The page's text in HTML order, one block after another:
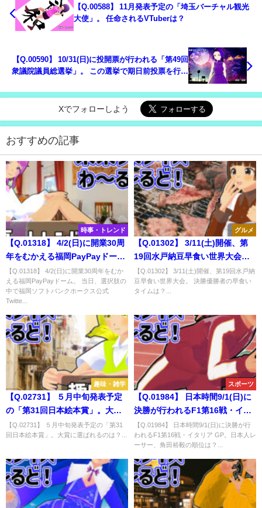
【Q.00588】 11月発表予定の「埼玉バーチャル観光
大使」。 任命されるVTuberは？
【Q.00590】 10/31(日)に投開票が行われる「第49回
衆議院議員総選挙」。 この選挙で期日前投票を行う
Xでフォローしよう
おすすめの記事
時事・トレンド
【Q.01318】 4/2(日)に開業30周
年をむかえる福岡PayPayドー
ム。 当日、選択肢の中で福岡ソ
フトバンクホークス公式Twitter
が最初にツイートする内容は？
【Q.01318】 4/2(日)に開業30周年をむか
える福岡PayPayドーム。 当日、選択肢の
中で福岡ソフトバンクホークス公式
Twitte...
グルメ
【Q.01302】 3/11(土)開催、第
19回水戸納豆早食い世界大会。
決勝優勝者の早食いタイムは？
【Q.01302】 3/11(土)開催、第19回水戸納
豆早食い世界大会。 決勝優勝者の早食い
タイムは？...
趣味・雑学
【Q.02731】 ５月中旬発表予定
の「第31回日本絵本賞」。大賞
に選ばれるのは？
【Q.02731】 ５月中旬発表予定の「第31
回日本絵本賞」。大賞に選ばれるのは？...
スポーツ
【Q.01984】 日本時間9/1(日)に
決勝が行われるF1第16戦・イタ
リア GP。日本人レーサー、角田
裕毅の順位は？
【Q.01984】 日本時間9/1(日)に決勝が行
われるF1第16戦・イタリア GP。日本人レ
ーサー、角田裕毅の順位は？...